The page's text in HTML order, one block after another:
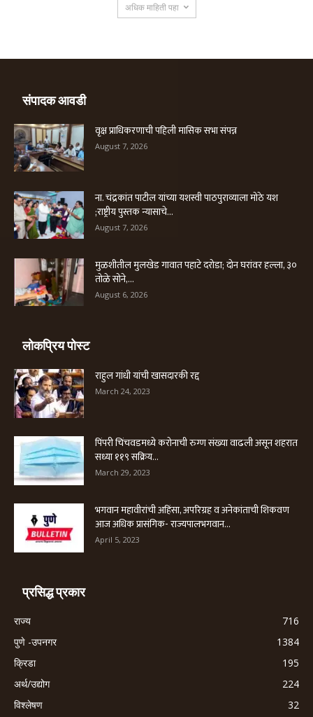
अधिक माहिती पहा
संपादक आवडी
वृक्ष प्राधिकरणाची पहिली मासिक सभा संपन्न
August 7, 2026
ना. चंद्रकांत पाटील यांच्या यशस्वी पाठपुराव्याला मोठे यश
;राष्ट्रीय पुस्तक न्यासाचे...
August 7, 2026
मुळशीतील मुलखेड गावात पहाटे दरोडा; दोन घरांवर हल्ला, ३०
तोळे सोने,...
August 6, 2026
लोकप्रिय पोस्ट
राहुल गांधी यांची खासदारकी रद्द
March 24, 2023
पिंपरी चिंचवडमध्ये करोनाची रुग्ण संख्या वाढली असून शहरात
सध्या ११९ सक्रिय...
March 29, 2023
भगवान महावीरांची अहिंसा, अपरिग्रह व अनेकांताची शिकवण
आज अधिक प्रासंगिक- राज्यपालभगवान...
April 5, 2023
प्रसिद्ध प्रकार
राज्य
716
पुणे -उपनगर
1384
क्रिडा
195
अर्थ/उद्योग
224
विश्लेषण
32